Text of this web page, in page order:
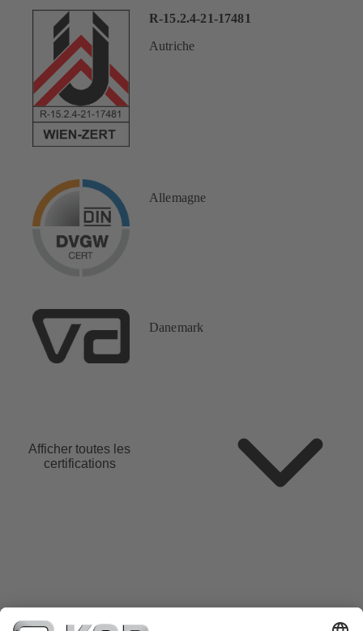
R-15.2.4-21-17481
Autriche
Allemagne
Danemark
Afficher toutes les
certifications